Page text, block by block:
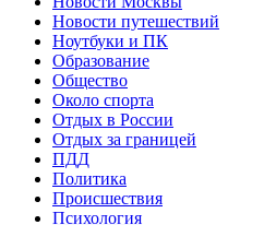
Новости путешествий
Ноутбуки и ПК
Образование
Общество
Около спорта
Отдых в России
Отдых за границей
ПДД
Политика
Происшествия
Психология